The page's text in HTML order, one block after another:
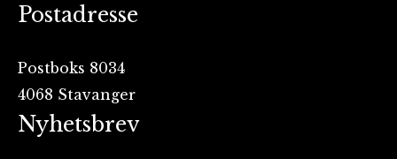
Postadresse
Postboks 8034
4068 Stavanger
Nyhetsbrev